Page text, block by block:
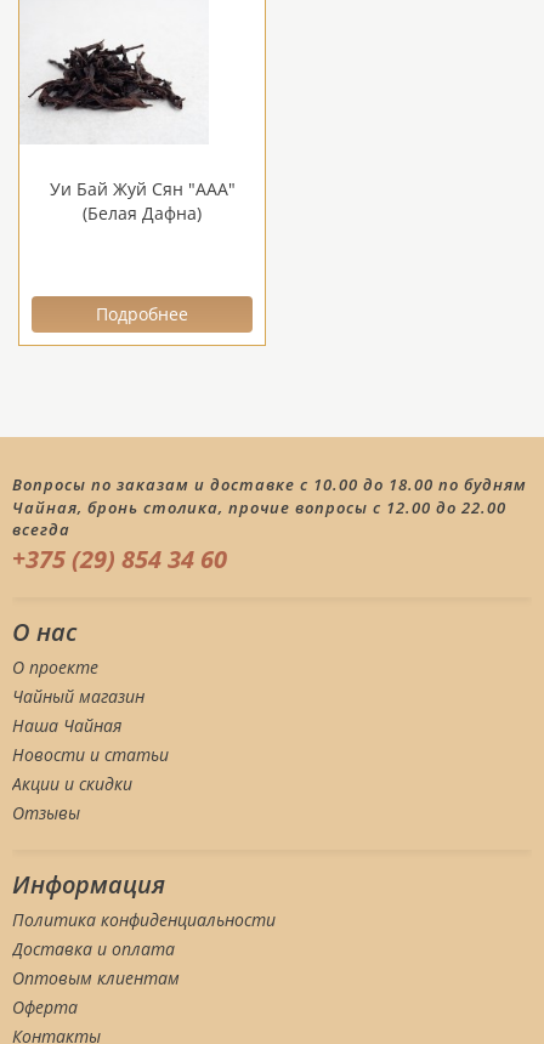
Уи Бай Жуй Сян "ААА"
(Белая Дафна)
Подробнее
Вопросы по заказам и доставке с 10.00 до 18.00 по будням
Чайная, бронь столика, прочие вопросы с 12.00 до 22.00
всегда
+375 (29) 854 34 60
О нас
О проекте
Чайный магазин
Наша Чайная
Новости и статьи
Акции и скидки
Отзывы
Информация
Политика конфиденциальности
Доставка и оплата
Оптовым клиентам
Оферта
Контакты